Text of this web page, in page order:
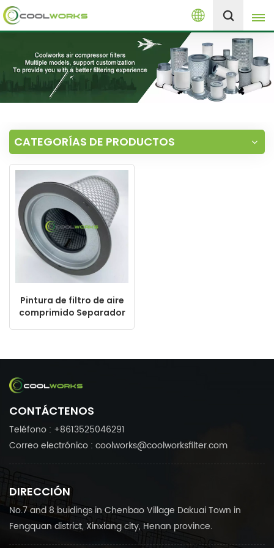
Español
English
español
العربية
русский
+8613525046291
CATEGORÍAS DE PRODUCTOS
Pintura de filtro de aire
comprimido Separador
2205406506
CONTÁCTENOS
Teléfono : +8613525046291
Correo electrónico : coolworks@coolworksfilter.com
DIRECCIÓN
No.7 and 8 buidings in Chenbao Village Dakuai Town in
Fengquan district, Xinxiang city, Henan province.